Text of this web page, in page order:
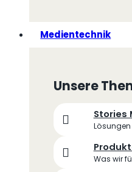
Medientechnik
Unsere
Stories
Lösungen
Was wir